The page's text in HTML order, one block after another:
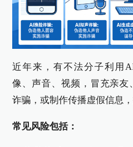
近年来，有不法分子利用
像、声音、视频，冒充亲友
诈骗，或制作传播虚假信息，
常见风险包括：